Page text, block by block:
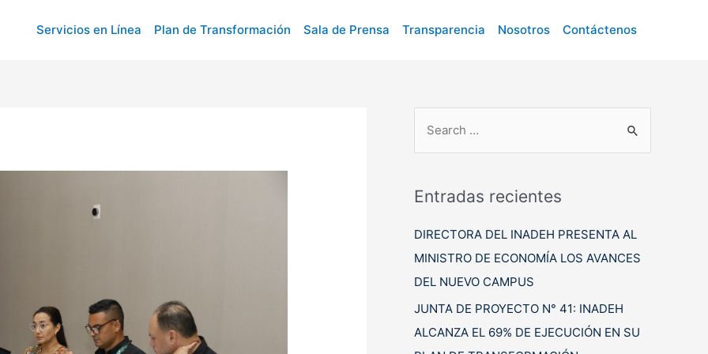
Servicios en Línea Plan de Transformación Sala de Prensa Transparencia Nosotros Contáctenos
c
r
p
o
r
:
Entradas recientes
DIRECTORA DEL INADEH PRESENTA AL
MINISTRO DE ECONOMÍA LOS AVANCES
DEL NUEVO CAMPUS
JUNTA DE PROYECTO N° 41: INADEH
ALCANZA EL 69% DE EJECUCIÓN EN SU